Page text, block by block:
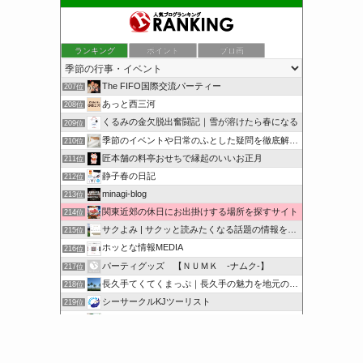
ランキング ポイント ブロ画
207位 The FIFO国際交流パーティー
208位 あっと西三河
209位 くるみの金欠脱出奮闘記｜雪が溶けたら春になる
210位 季節のイベントや日常のふとした疑問を徹底解説！
211位 匠本舗の料亭おせちで縁起のいいお正月
212位 静子春の日記
213位 minagi-blog
214位 関東近郊の休日にお出掛けする場所を探すサイト
215位 サクよみ | サクッと読みたくなる話題の情報を随時発信！
216位 ホッとな情報MEDIA
217位 パーティグッズ 【ＮＵＭＫ -ナムク-】
218位 長久手てくてくまっぷ｜長久手の魅力を地元の人と訪れる人に
219位 シーサークルKJツーリスト